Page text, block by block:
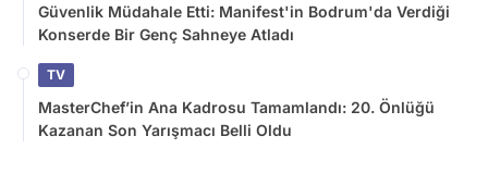
Güvenlik Müdahale Etti: Manifest'in Bodrum'da Verdiği
Konserde Bir Genç Sahneye Atladı
TV
MasterChef’in Ana Kadrosu Tamamlandı: 20. Önlüğü
Kazanan Son Yarışmacı Belli Oldu